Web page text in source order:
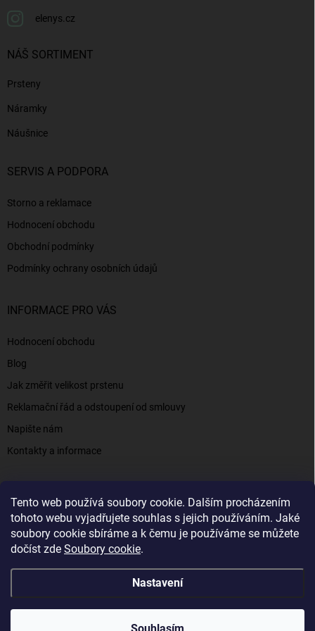
Tento web používá soubory cookie. Dalším procházením
tohoto webu vyjadřujete souhlas s jejich používáním. Jaké
soubory cookie sbíráme a k čemu je používáme se můžete
dočíst zde Soubory cookie.
Nastavení
elenys.cz
NÁŠ SORTIMENT
Prsteny
Náramky
Náušnice
SERVIS A PODPORA
Storno a reklamace
Hodnocení obchodu
Obchodní podmínky
Podmínky ochrany osobních údajů
INFORMACE PRO VÁS
Hodnocení obchodu
Blog
Jak změřit velikost prstenu
Reklamační řád a odstoupení od smlouvy
Napište nám
Kontakty a informace
Elenys.cz - šperky, kterým věříte už od roku 2016
Vytvořil Shoptet